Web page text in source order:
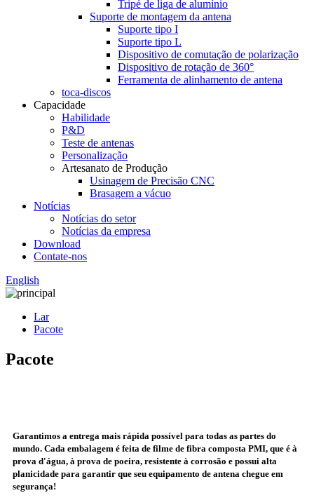
Tripé de liga de alumínio
Suporte de montagem da antena
Suporte tipo I
Suporte tipo L
Dispositivo de comutação de polarização
Dispositivo de rotação de 360°
Ferramenta de alinhamento de antena
toca-discos
Capacidade
Habilidade
P&D
Teste de antenas
Personalização
Artesanato de Produção
Usinagem de Precisão CNC
Brasagem a vácuo
Notícias
Notícias do setor
Notícias da empresa
Download
Contate-nos
English
Lar
Pacote
Pacote
Garantimos a entrega mais rápida possível para todas as partes do
mundo. Cada embalagem é feita de filme de fibra composta PMI, que é à
prova d'água, à prova de poeira, resistente à corrosão e possui alta
planicidade para garantir que seu equipamento de antena chegue em
segurança!